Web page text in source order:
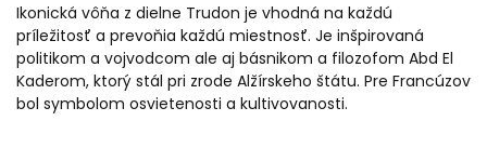
Ikonická vôňa z dielne Trudon je vhodná na každú
príležitosť a prevoňia každú miestnosť. Je inšpirovaná
politikom a vojvodcom ale aj básnikom a filozofom Abd El
Kaderom, ktorý stál pri zrode Alžírskeho štátu. Pre Francúzov
bol symbolom osvietenosti a kultivovanosti.